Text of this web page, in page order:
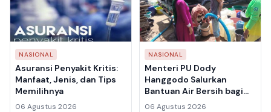
NASIONAL
Asuransi Penyakit Kritis:
Manfaat, Jenis, dan Tips
Memilihnya
06 Agustus 2026
NASIONAL
Menteri PU Dody
Hanggodo Salurkan
Bantuan Air Bersih bagi
Warga Terdampak
06 Agustus 2026